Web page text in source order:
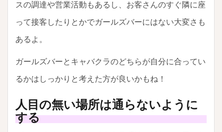
スの調達や営業活動もあるし、お客さんのすぐ隣に座
って接客したりとかでガールズバーにはない大変さも
あるよ。
ガールズバーとキャバクラのどちらが自分に合ってい
るかはしっかりと考えた方が良いかもね！
人目の無い場所は通らないように
する